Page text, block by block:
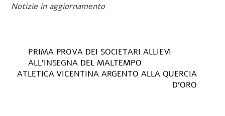
Notizie in aggiornamento
PRIMA PROVA DEI SOCIETARI ALLIEVI
ALL’INSEGNA DEL MALTEMPO
ATLETICA VICENTINA ARGENTO ALLA QUERCIA
D’ORO